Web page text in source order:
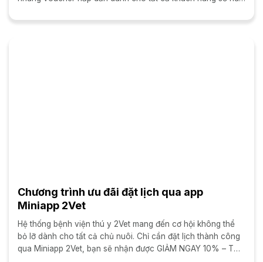
Chương trình ưu đãi đặt lịch qua app
Miniapp 2Vet
Hệ thống bệnh viện thú y 2Vet mang đến cơ hội không thể
bỏ lỡ dành cho tất cả chủ nuôi. Chỉ cần đặt lịch thành công
qua Miniapp 2Vet, bạn sẽ nhận được GIẢM NGAY 10% – TỐI